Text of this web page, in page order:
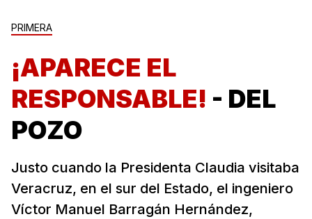
PRIMERA
¡APARECE EL
RESPONSABLE! - DEL
POZO
Justo cuando la Presidenta Claudia visitaba
Veracruz, en el sur del Estado, el ingeniero
Víctor Manuel Barragán Hernández,